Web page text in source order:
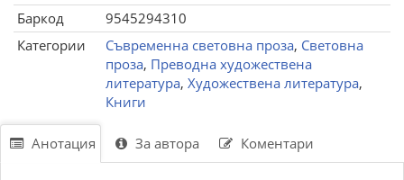
Баркод
9545294310
Категории
Съвременна световна проза, Световна
проза, Преводна художествена
литература, Художествена литература,
Книги
Анотация За автора Коментари